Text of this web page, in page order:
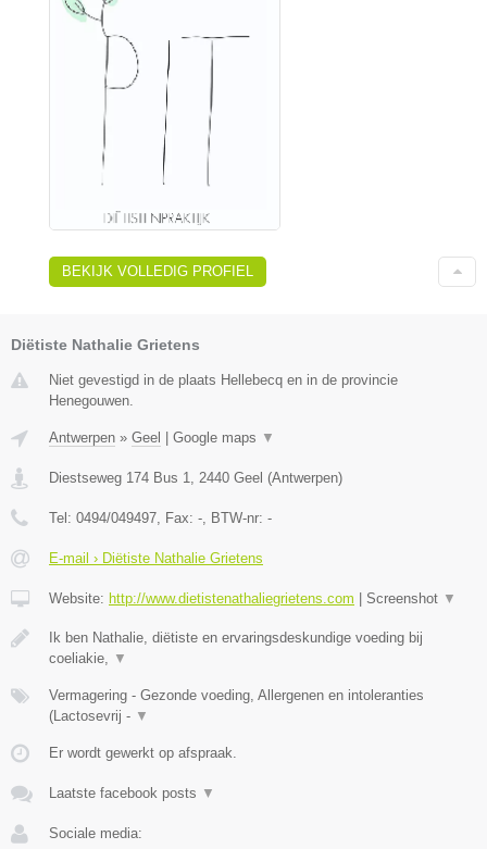
BEKIJK VOLLEDIG PROFIEL
Diëtiste Nathalie Grietens
Niet gevestigd in de plaats Hellebecq en in de provincie
Henegouwen.
Antwerpen » Geel Google maps ▼
Diestseweg 174 Bus 1, 2440 Geel (Antwerpen)
Tel: 0494/049497, Fax: -, BTW-nr: -
E-mail › Diëtiste Nathalie Grietens
Website: http://www.dietistenathaliegrietens.com Screenshot ▼
Ik ben Nathalie, diëtiste en ervaringsdeskundige voeding bij
coeliakie, ▼
Vermagering - Gezonde voeding, Allergenen en intoleranties
(Lactosevrij - ▼
Er wordt gewerkt op afspraak.
Laatste facebook posts ▼
Sociale media: